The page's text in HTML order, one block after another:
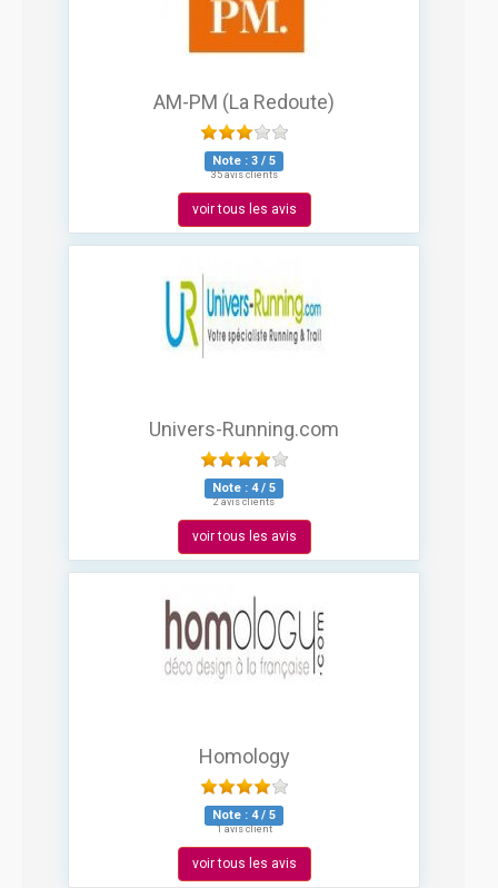
AM-PM (La Redoute)
Note : 3 / 5
35 avis clients
voir tous les avis
Univers-Running.com
Note : 4/ 5
2 avis clients
voir tous les avis
Homology
Note : 4/ 5
1 avis client
voir tous les avis